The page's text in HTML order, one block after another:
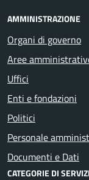
AMMINISTRAZIONE
Organi di governo
Aree
Uffici
Enti e fondazioni
Politici
Personale
Documenti e Dati
CATEGORIE DI